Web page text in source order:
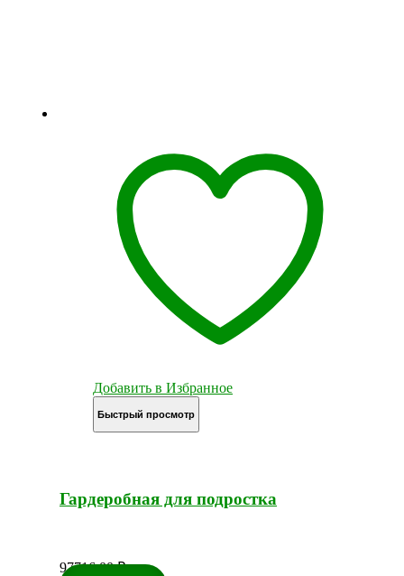
Добавить в Избранное
Быстрый просмотр
Гардеробная для подростка
97716,00₽